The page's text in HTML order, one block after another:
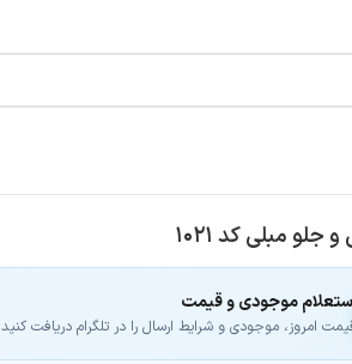
مبلی کد ۱۰۲۱
موجودی و قیمت
امروز، موجودی و شرایط ارسال را در تلگرام دریافت کنید